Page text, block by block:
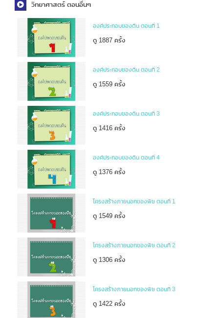
วิทยาศาสตร์ ตอนอื่นๆ
องค์ประกอบของดิน ตอนที่ 1
ดู 1887 ครั้ง
องค์ประกอบของดิน ตอนที่ 2
ดู 1559 ครั้ง
องค์ประกอบของดิน ตอนที่ 3
ดู 1416 ครั้ง
องค์ประกอบของดิน ตอนที่ 4
ดู 1376 ครั้ง
โครงสร้างภายนอกของพืช ตอนที่ 1
ดู 1549 ครั้ง
โครงสร้างภายนอกของพืช ตอนที่ 2
ดู 1306 ครั้ง
โครงสร้างภายนอกของพืช ตอนที่ 3
ดู 1422 ครั้ง